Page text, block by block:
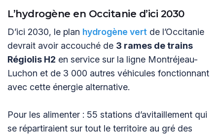
L’hydrogène en Occitanie d’ici 2030
D’ici 2030, le plan hydrogène vert de l’Occitanie
devrait avoir accouché de 3 rames de trains
Régiolis H2 en service sur la ligne Montréjeau-
Luchon et de 3 000 autres véhicules fonctionnant
avec cette énergie alternative.
Pour les alimenter : 55 stations d’avitaillement qui
se répartiraient sur tout le territoire au gré des